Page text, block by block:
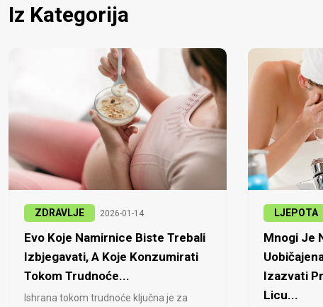
Iz Kategorija
ZDRAVLJE 2026-01-14
Evo Koje Namirnice Biste Trebali
Izbjegavati, A Koje Konzumirati
Tokom Trudnoće...
Ishrana tokom trudnoće ključna je za
LJEPOTA
Mnogi Je
Izazvati
Licu...